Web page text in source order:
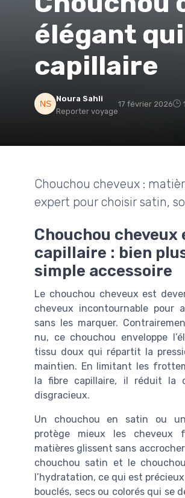
élégant
capillaire
Noura Sahli
Reporter voyage
17 février 2026
Chouchou cheveux :
expert pour choisir satin,
Chouchou cheveux
capillaire : bien
simple accessoire
Le chouchou cheveux est
cheveux incontournable pour
sans les marquer.
nu, ce chouchou enveloppe
tissu doux qui répartit la
maintien. En limitant les
la fibre capillaire, il réduit la
disgracieux.
Un chouchou en satin ou
protège mieux les cheveux
matières glissent sans
chouchou satin et le
l’hydratation, ce qui est
bouclés, secs ou colorés qui se